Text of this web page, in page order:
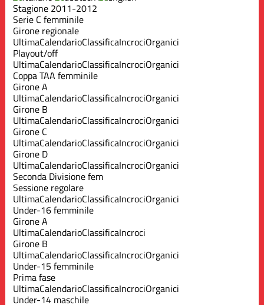
Stagione 2011-2012
Serie C femminile
Girone regionale
UltimaCalendarioClassificaIncrociOrganici
Playout/off
UltimaCalendarioClassificaIncrociOrganici
Coppa TAA femminile
Girone A
UltimaCalendarioClassificaIncrociOrganici
Girone B
UltimaCalendarioClassificaIncrociOrganici
Girone C
UltimaCalendarioClassificaIncrociOrganici
Girone D
UltimaCalendarioClassificaIncrociOrganici
Seconda Divisione fem
Sessione regolare
UltimaCalendarioClassificaIncrociOrganici
Under-16 femminile
Girone A
UltimaCalendarioClassificaIncroci
Girone B
UltimaCalendarioClassificaIncrociOrganici
Under-15 femminile
Prima fase
UltimaCalendarioClassificaIncrociOrganici
Under-14 maschile